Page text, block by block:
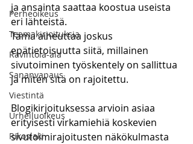
Perheoikeus
Teemakirjoituksia
Ravintola-ala
Sananvapaus
Viestintä
Urheiluoikeus
Rikoslaki
ja ansainta saattaa koostua useista
eri lähteistä.
Tämä aiheuttaa joskus
epätietoisuutta siitä, millainen
sivutoiminen työskentely on sallittua
ja miten sitä on rajoitettu.
Blogikirjoituksessa arvioin asiaa
erityisesti virkamiehiä koskevien
sivutoimirajoitusten näkökulmasta